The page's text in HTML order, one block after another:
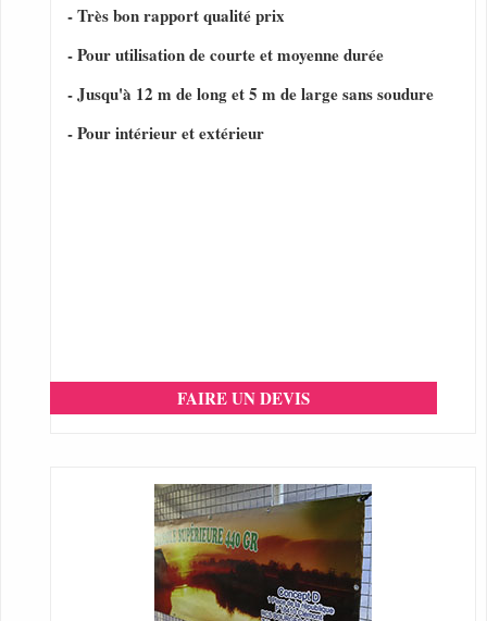
- Très bon rapport qualité prix
- Pour utilisation de courte et moyenne durée
- Jusqu'à 12 m de long et 5 m de large sans soudure
- Pour intérieur et extérieur
FAIRE UN DEVIS